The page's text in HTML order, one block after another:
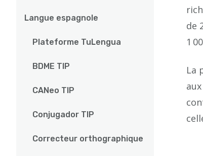
Langue espagnole
Plateforme TuLengua
BDME TIP
CANeo TIP
Conjugador TIP
Correcteur orthographique
de
1
La